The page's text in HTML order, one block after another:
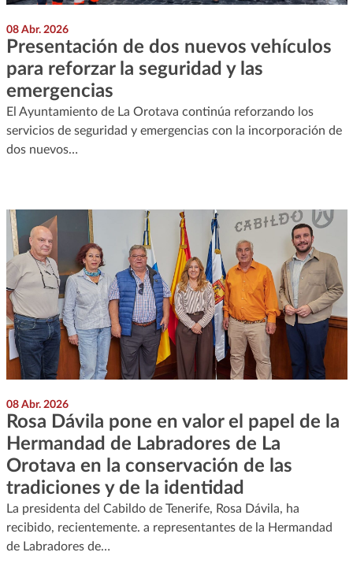
08 Abr. 2026
Presentación de dos nuevos vehículos
para reforzar la seguridad y las
emergencias
El Ayuntamiento de La Orotava continúa reforzando los
servicios de seguridad y emergencias con la incorporación de
dos nuevos…
08 Abr. 2026
Rosa Dávila pone en valor el papel de la
Hermandad de Labradores de La
Orotava en la conservación de las
tradiciones y de la identidad
La presidenta del Cabildo de Tenerife, Rosa Dávila, ha
recibido, recientemente. a representantes de la Hermandad
de Labradores de…